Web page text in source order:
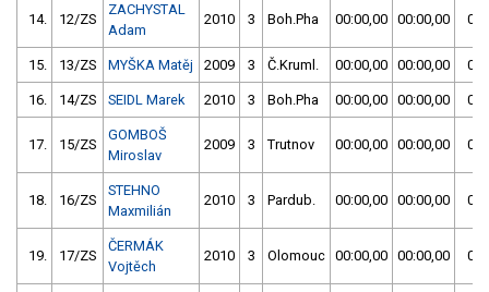
14. 12/ZS
ZACHYSTAL
Adam
2010 3 Boh.Pha 00:00,00 00:00,00
15. 13/ZS MYŠKA Matěj 2009 3 Č.Kruml. 00:00,00 00:00,00
16. 14/ZS SEIDL Marek 2010 3 Boh.Pha 00:00,00 00:00,00
17. 15/ZS
GOMBOŠ
Miroslav
2009 3 Trutnov 00:00,00 00:00,00
18. 16/ZS
STEHNO
Maxmilián
2010 3 Pardub. 00:00,00 00:00,00
19. 17/ZS
ČERMÁK
Vojtěch
2010 3 Olomouc 00:00,00 00:00,00